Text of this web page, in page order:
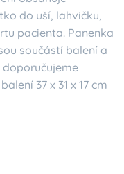
do uší, lahvičku,
pacienta. Panenka
součástí balení a
37 x 31 x 17 cm